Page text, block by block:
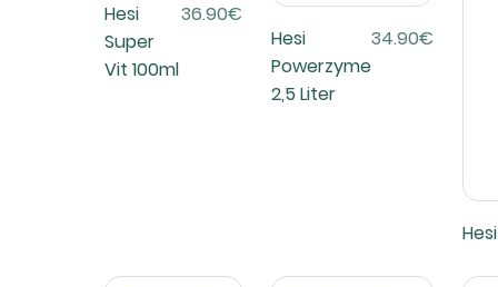
Hesi
Super
Vit 100ml
36.90€
Hesi
Powerzyme
2,5 Liter
34.90€